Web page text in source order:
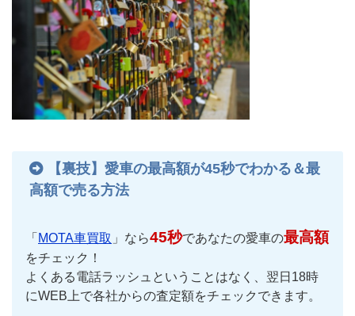
【裏技】愛車の最高額が45秒でわかる＆最
高額で売る方法
「 MOTA車買取 」なら45秒であなたの愛車の最高額
をチェック！
よくある電話ラッシュということはなく、翌日18時
にWEB上で各社からの査定額をチェックできます。